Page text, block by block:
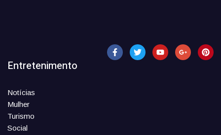
Entretenimento
Notícias
Mulher
Turismo
Social